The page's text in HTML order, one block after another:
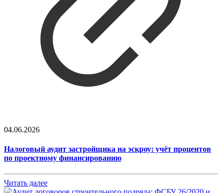
04.06.2026
Налоговый аудит застройщика на эскроу: учёт процентов
по проектному финансированию
Читать далее